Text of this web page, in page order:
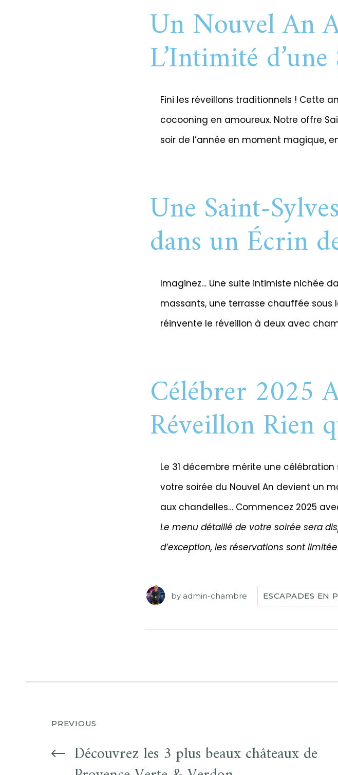
Un Nouvel An
L’Intimité
Fini les réveillons traditionnels ! Cette
cocooning en amoureux. Notre offre
soir de l’année en moment magique,
Une Saint-
dans un Écrin
Imaginez… Une suite intimiste nichée
massants, une terrasse chauffée sous
réinvente le réveillon à deux avec
Célébrer 2025
Réveillon Rien
Le 31 décembre mérite une
votre soirée du Nouvel An devient un
aux chandelles… Commencez 2025
Le menu détaillé de votre soirée sera
d’exception, les réservations sont
by admin-chambre ESCAPADES EN
PREVIOUS
Découvrez les 3 plus beaux châteaux de